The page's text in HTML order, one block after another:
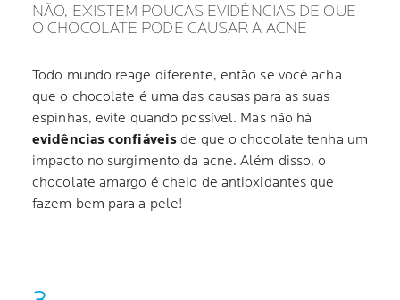
NÃO, EXISTEM POUCAS EVIDÊNCIAS DE QUE
O CHOCOLATE PODE CAUSAR A ACNE
Todo mundo reage diferente, então se você acha
que o chocolate é uma das causas para as suas
espinhas, evite quando possível. Mas não há
evidências confiáveis de que o chocolate tenha um
impacto no surgimento da acne. Além disso, o
chocolate amargo é cheio de antioxidantes que
fazem bem para a pele!